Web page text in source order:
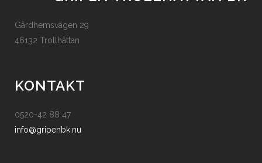
Gärdhemsvägen 29
46132 Trollhättan
KONTAKT
0520-42 88 47
info@gripenbk.nu